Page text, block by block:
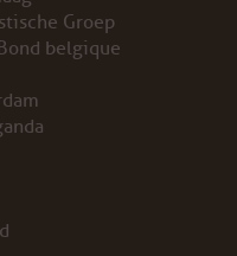
OTTO WORKFORCE
Groep
belgique